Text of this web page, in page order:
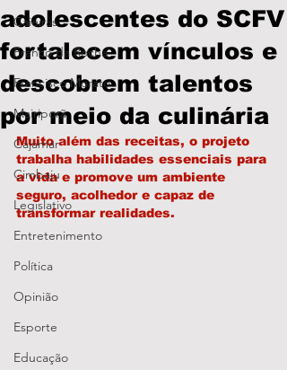
Caieiras
Franco da Rocha
Francisco Morato
Mairiporã
Cajamar
Cimbaju
Legislativo
Entretenimento
Política
Opinião
Esporte
Educação
adolescentes do SCFV
fortalecem vínculos e
descobrem talentos
por meio da culinária
Muito além das receitas, o projeto
trabalha habilidades essenciais para
a vida e promove um ambiente
seguro, acolhedor e capaz de
transformar realidades.